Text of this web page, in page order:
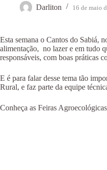
Darliton 16 de maio
Esta semana o Cantos do Sabiá,
alimentação, no lazer e em tudo
responsáveis, com boas práticas
E é para falar desse tema tão
Rural, e faz parte da equipe
Conheça as Feiras